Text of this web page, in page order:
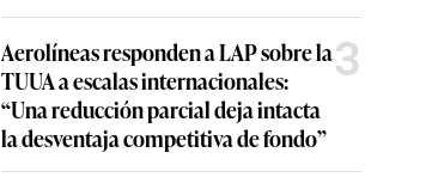
Aerolíneas responden a LAP sobre la
TUUA a escalas internacionales:
“Una reducción parcial deja intacta
la desventaja competitiva de fondo”
3